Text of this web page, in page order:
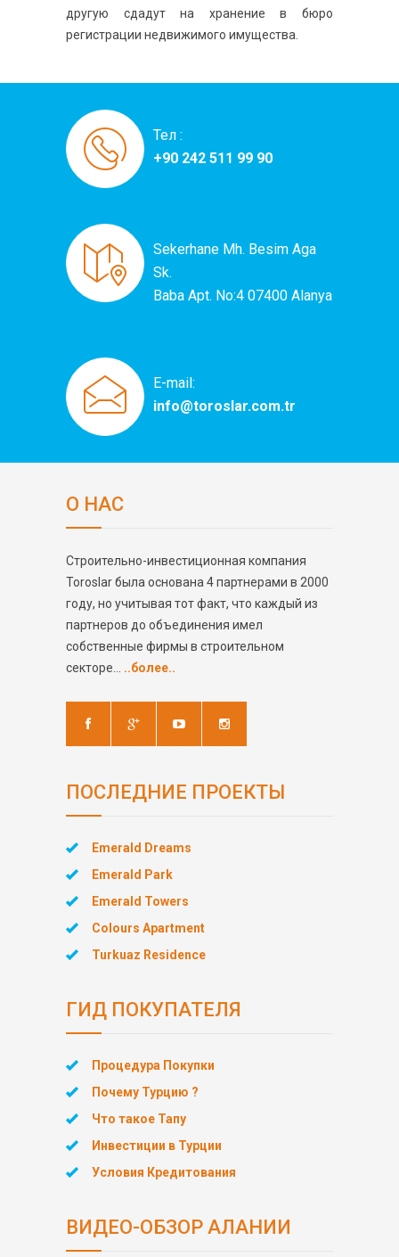
другую сдадут на хранение в бюро
регистрации недвижимого имущества.
Тел :
+90 242 511 99 90
Sekerhane Mh. Besim Aga
Sk.
Baba Apt. No:4 07400 Alanya
E-mail:
info@toroslar.com.tr
О НАС
Строительно-инвестиционная компания
Toroslar была основана 4 партнерами в 2000
году, но учитывая тот факт, что каждый из
партнеров до объединения имел
собственные фирмы в строительном
секторе... ..более..
ПОСЛЕДНИЕ ПРОЕКТЫ
Emerald Dreams
Emerald Park
Emerald Towers
Colours Apartment
Turkuaz Residence
ГИД ПОКУПАТЕЛЯ
Процедура Покупки
Почему Турцию ?
Что такое Тапу
Инвестиции в Турции
Условия Кредитования
ВИДЕО-ОБЗОР АЛАНИИ